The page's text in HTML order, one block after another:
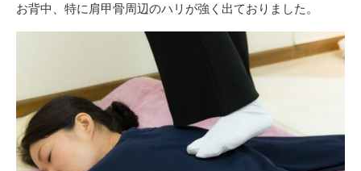
お背中、特に肩甲骨周辺のハリが強く出ておりました。